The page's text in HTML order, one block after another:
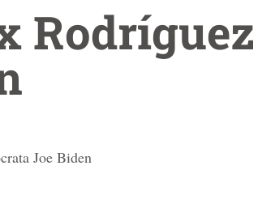
Rodríguez
Joe Biden